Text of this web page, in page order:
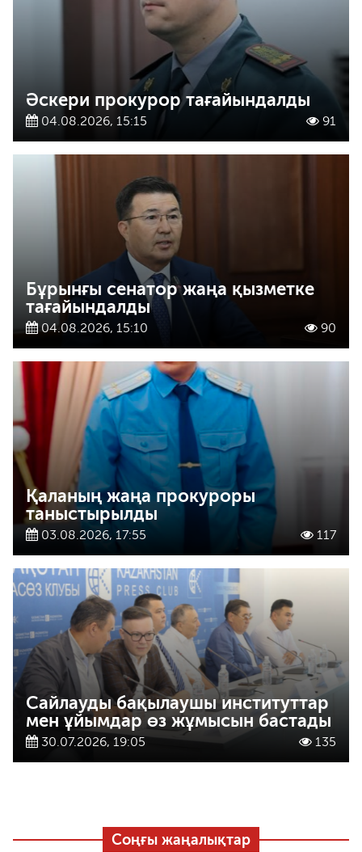
Әскери прокурор тағайындалды
04.08.2026, 15:15 91
Бұрынғы сенатор жаңа қызметке
тағайындалды
04.08.2026, 15:10 90
Қаланың жаңа прокуроры
таныстырылды
03.08.2026, 17:55 117
Сайлауды бақылаушы институттар
мен ұйымдар өз жұмысын бастады
30.07.2026, 19:05 135
Соңғы жаңалықтар